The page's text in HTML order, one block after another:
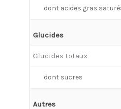
dont acides gras
Glucides
Glucides totaux
dont sucres
Autres